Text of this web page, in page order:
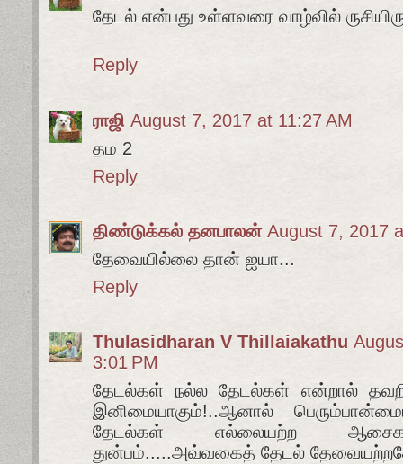
தேடல் என்பது உள்ளவரை வாழ்வில்
Reply
ராஜி August 7, 2017 at 11:27 AM
தம 2
Reply
திண்டுக்கல் தனபாலன் August 7, 2017
தேவையில்லை தான் ஐயா...
Reply
Thulasidharan V Thillaiakathu
3:01 PM
தேடல்கள் நல்ல தேடல்கள் என்றால்
இனிமையாகும்!..ஆனால்
தேடல்கள் எல்லையற்ற
துன்பம்.....அவ்வகைத் தேடல்